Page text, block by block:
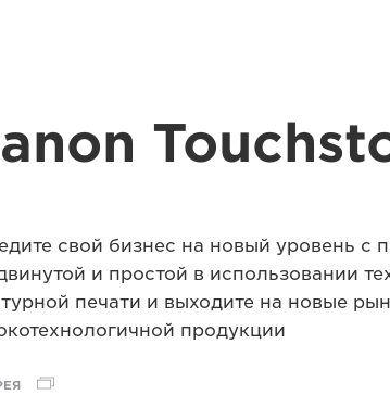
свой бизнес на новый уровень с
и простой в использовании
печати и выходите на новые
продукции